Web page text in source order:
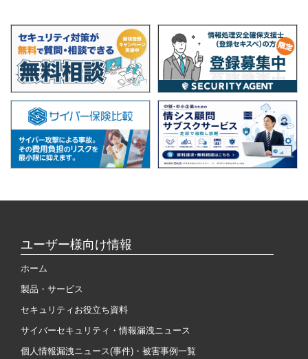
ユーザー様向け情報
ホーム
製品・サービス
セキュリティお役立ち資料
サイバーセキュリティ・情報漏洩ニュース
個人情報漏洩ニュース(事件)・被害事例一覧